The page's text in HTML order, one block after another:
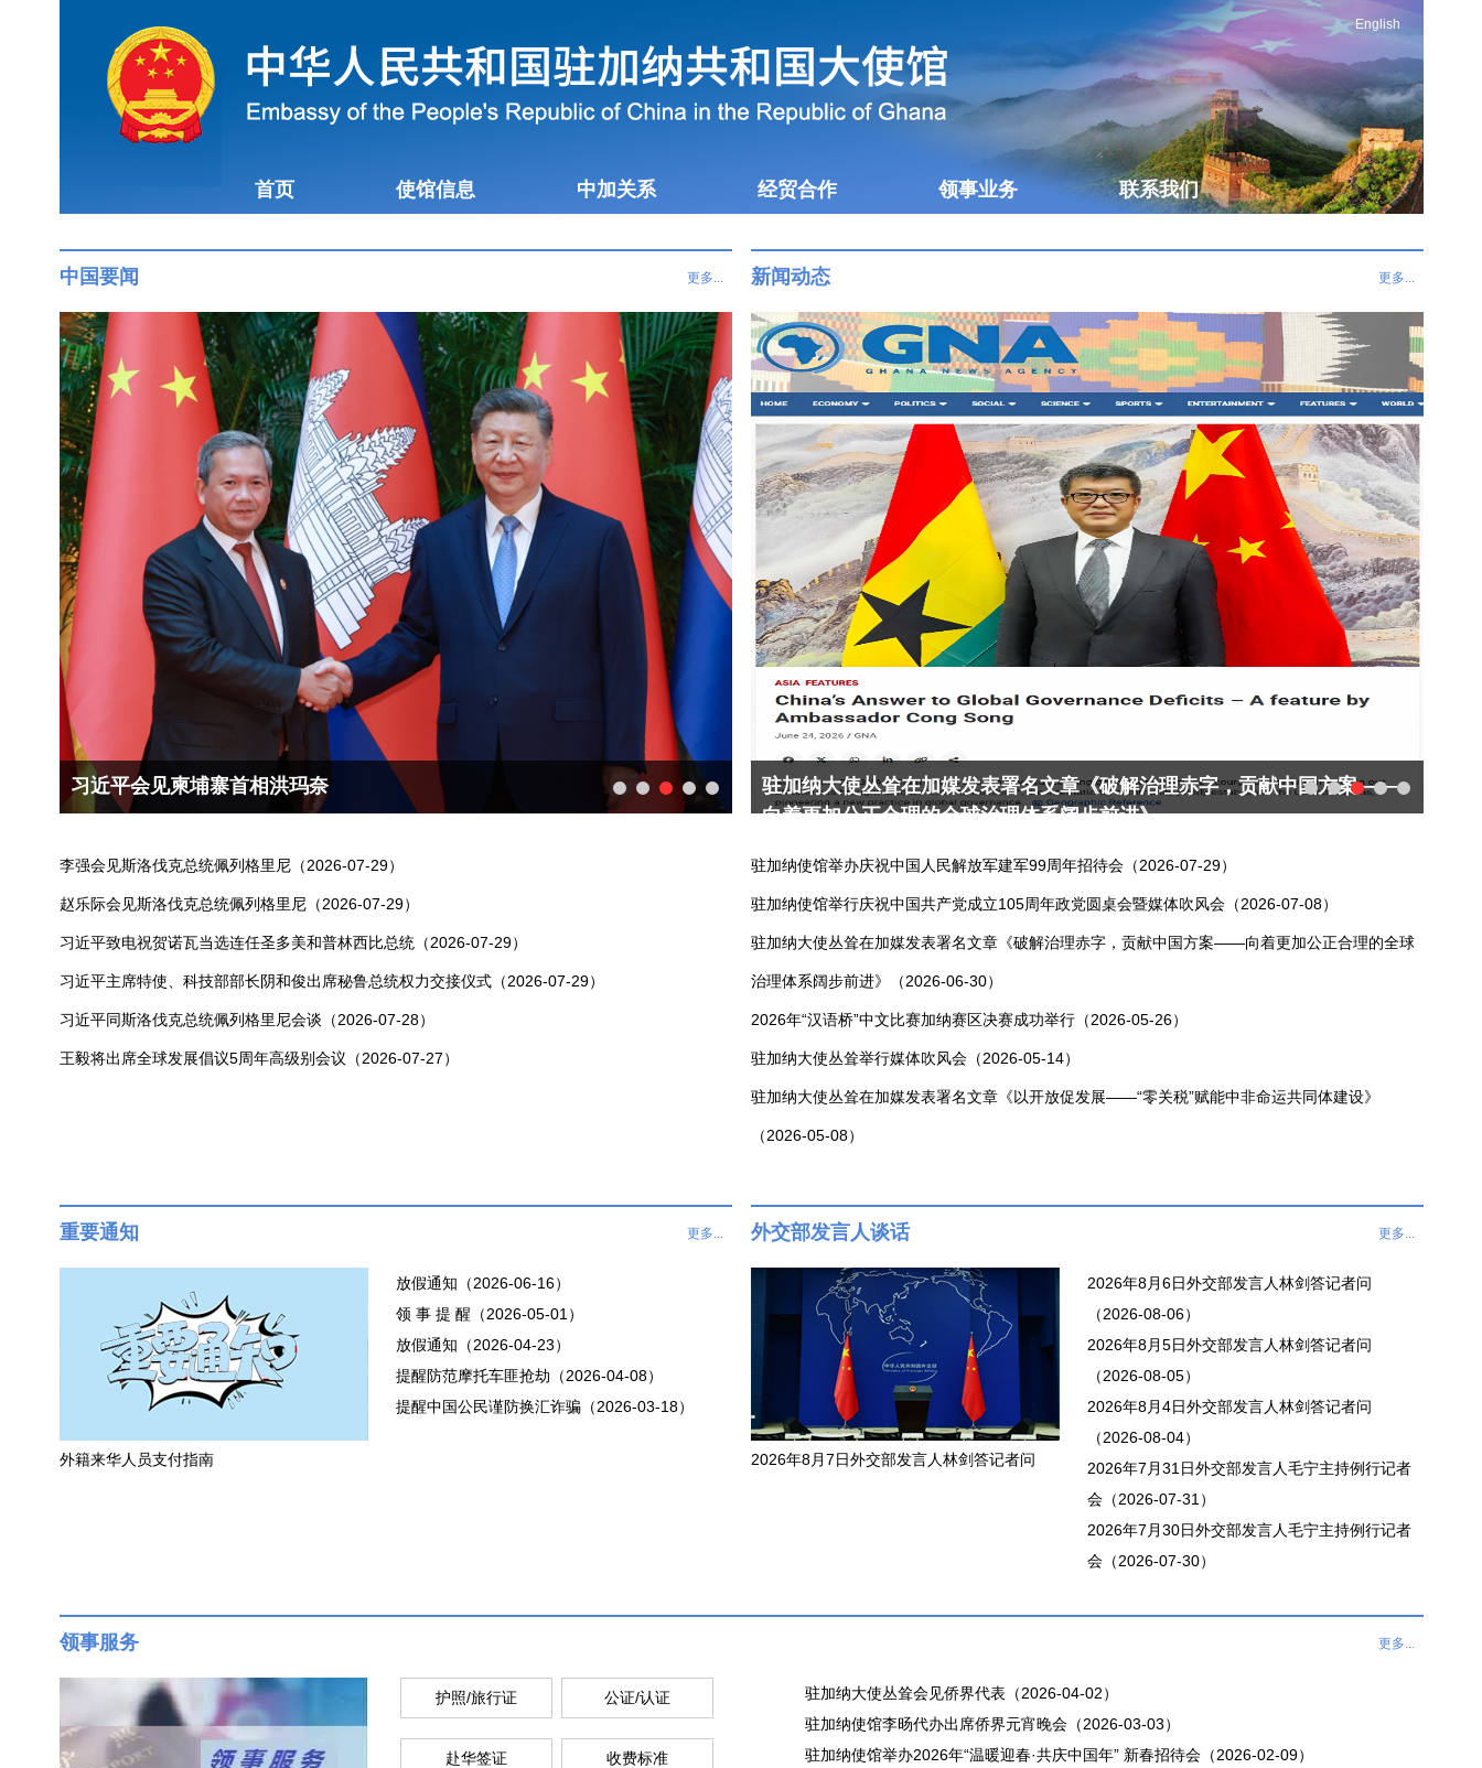
English
首页 使馆信息 中加关系 经贸合作 领事业务 联系我们
中国要闻 更多...
习近平会见泰国总理阿努廷
习近平出席2026世界人工智能大会暨人工智能全球治理高级别会议开幕式
并发表主旨讲话
李强会见斯洛伐克总统佩列格里尼（2026-07-29）
赵乐际会见斯洛伐克总统佩列格里尼（2026-07-29）
习近平致电祝贺诺瓦当选连任圣多美和普林西比总统（2026-07-29）
习近平主席特使、科技部部长阴和俊出席秘鲁总统权力交接仪式（2026-07-29）
习近平同斯洛伐克总统佩列格里尼会谈（2026-07-28）
王毅将出席全球发展倡议5周年高级别会议（2026-07-27）
新闻动态 更多...
驻加纳大使丛耸在加媒发表署名文章《破解治理赤字，贡献中国方案——
向着更加公正合理的全球治理体系阔步前进》
驻加纳大使丛耸举行媒体吹风会
驻加纳使馆举办庆祝中国人民解放军建军99周年招待会（2026-07-29）
驻加纳使馆举行庆祝中国共产党成立105周年政党圆桌会暨媒体吹风会（2026-07-08）
驻加纳大使丛耸在加媒发表署名文章《破解治理赤字，贡献中国方案——向着更加公正合理的全球
治理体系阔步前进》（2026-06-30）
2026年“汉语桥”中文比赛加纳赛区决赛成功举行（2026-05-26）
驻加纳大使丛耸举行媒体吹风会（2026-05-14）
驻加纳大使丛耸在加媒发表署名文章《以开放促发展——“零关税”赋能中非命运共同体建设》
（2026-05-08）
重要通知 更多...
外籍来华人员支付指南
放假通知（2026-06-16）
领 事 提 醒（2026-05-01）
放假通知（2026-04-23）
提醒防范摩托车匪抢劫（2026-04-08）
提醒中国公民谨防换汇诈骗（2026-03-18）
外交部发言人谈话 更多...
2026年8月7日外交部发言人林剑答记者问
2026年8月6日外交部发言人林剑答记者问
（2026-08-06）
2026年8月5日外交部发言人林剑答记者问
（2026-08-05）
2026年8月4日外交部发言人林剑答记者问
（2026-08-04）
2026年7月31日外交部发言人毛宁主持例行记者
会（2026-07-31）
2026年7月30日外交部发言人毛宁主持例行记者
会（2026-07-30）
领事服务 更多...
护照/旅行证 公证/认证
赴华签证 收费标准
驻加纳大使丛耸会见侨界代表（2026-04-02）
驻加纳使馆李旸代办出席侨界元宵晚会（2026-03-03）
驻加纳使馆举办2026年“温暖迎春·共庆中国年” 新春招待会（2026-02-09）